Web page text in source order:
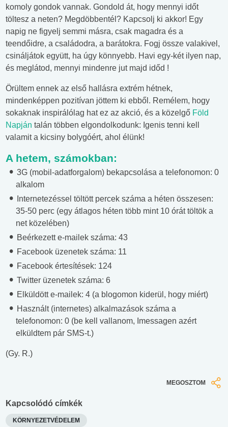
komoly gondok vannak. Gondold át, hogy mennyi időt
töltesz a neten? Megdöbbentél? Kapcsolj ki akkor! Egy
napig ne figyelj semmi másra, csak magadra és a
teendőidre, a családodra, a barátokra. Fogj össze valakivel,
csináljátok együtt, ha úgy könnyebb. Havi egy-két ilyen nap,
és meglátod, mennyi mindenre jut majd időd !
Örültem ennek az első hallásra extrém hétnek,
mindenképpen pozitívan jöttem ki ebből. Remélem, hogy
sokaknak inspirálólag hat ez az akció, és a közelgő Föld
Napján talán többen elgondolkodunk: Igenis tenni kell
valamit a kicsiny bolygóért, ahol élünk!
A hetem, számokban:
3G (mobil-adatforgalom) bekapcsolása a telefonomon: 0
alkalom
Internetezéssel töltött percek száma a héten összesen:
35-50 perc (egy átlagos héten több mint 10 órát töltök a
net közelében)
Beérkezett e-mailek száma: 43
Facebook üzenetek száma: 11
Facebook értesítések: 124
Twitter üzenetek száma: 6
Elküldött e-mailek: 4 (a blogomon kiderül, hogy miért)
Használt (internetes) alkalmazások száma a
telefonomon: 0 (be kell vallanom, Imessagen azért
elküldtem pár SMS-t.)
(Gy. R.)
MEGOSZTOM
Kapcsolódó címkék
KÖRNYEZETVÉDELEM